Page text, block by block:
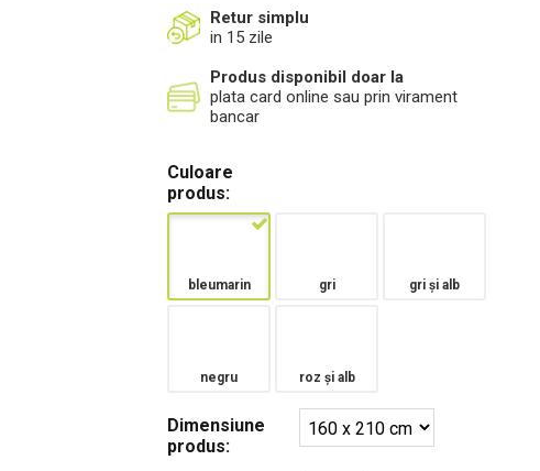
Retur simplu
in 15 zile
Produs disponibil doar la
plata card online sau prin virament
bancar
Culoare
produs:
bleumarin gri gri și alb
negru roz și alb
Dimensiune
produs: